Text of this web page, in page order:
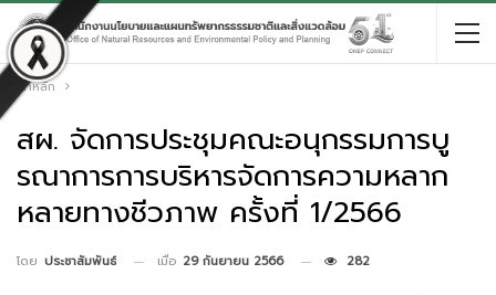
หน้าหลัก
สผ. จัดการประชุมคณะอนุกรรมการบู
รณาการการบริหารจัดการความหลาก
หลายทางชีวภาพ ครั้งที่ 1/2566
โดย ประชาสัมพันธ์ เมื่อ 29 กันยายน 2566 282